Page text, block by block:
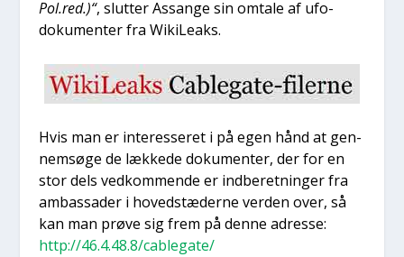
Pol.red.)“, slut­ter Assan­ge sin omta­le af ufo-
doku­men­ter fra WikiLe­aks.
Hvis man er inter­es­se­ret i på egen hånd at gen­
nem­sø­ge de læk­ke­de doku­men­ter, der for en
stor dels ved­kom­men­de er ind­be­ret­nin­ger fra
ambas­sa­der i hoved­stæ­der­ne ver­den over, så
kan man prø­ve sig frem på den­ne adres­se:
http://46.4.48.8/cablegate/